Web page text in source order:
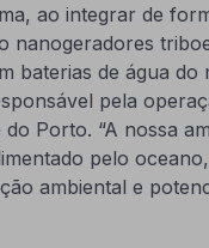
ao integrar de
nanogeradores
baterias de água do
pela
do Porto. “A nossa
pelo
ambiental e